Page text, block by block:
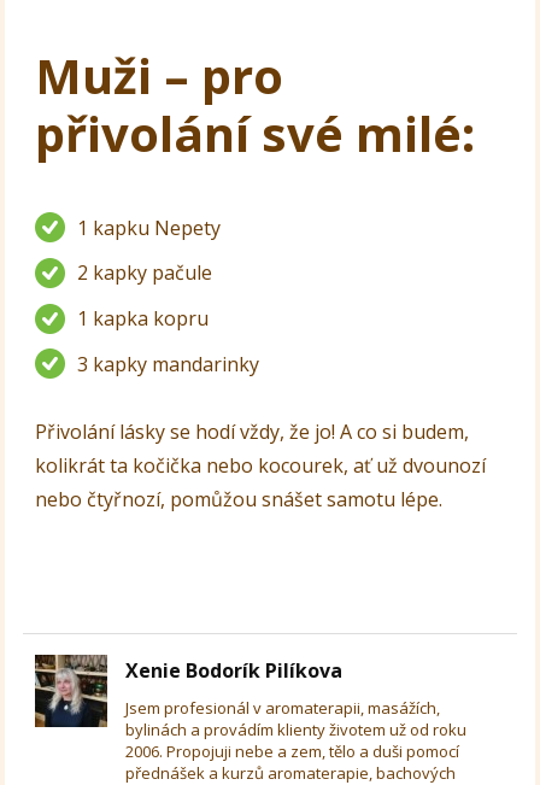
Muži – pro
přivolání své milé:
1 kapku Nepety
2 kapky pačule
1 kapka kopru
3 kapky mandarinky
Přivolání lásky se hodí vždy, že jo! A co si budem,
kolikrát ta kočička nebo kocourek, ať už dvounozí
nebo čtyřnozí, pomůžou snášet samotu lépe.
Xenie Bodorík Pilíkova
Jsem profesionál v aromaterapii, masážích,
bylinách a provádím klienty životem už od roku
2006. Propojuji nebe a zem, tělo a duši pomocí
přednášek a kurzů aromaterapie, bachových